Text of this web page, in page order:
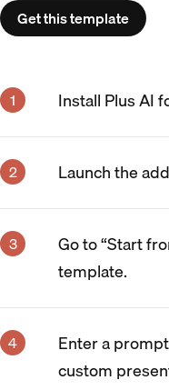
Get this template
Install Plus AI
Launch the
Go to “Start
template.
Enter a
custom